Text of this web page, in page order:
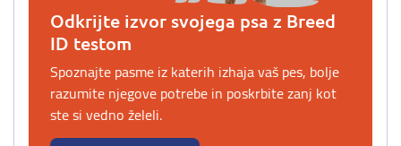
Odkrijte izvor svojega psa z Breed
ID testom
Spoznajte pasme iz katerih izhaja vaš pes, bolje
razumite njegove potrebe in poskrbite zanj kot
ste si vedno želeli.